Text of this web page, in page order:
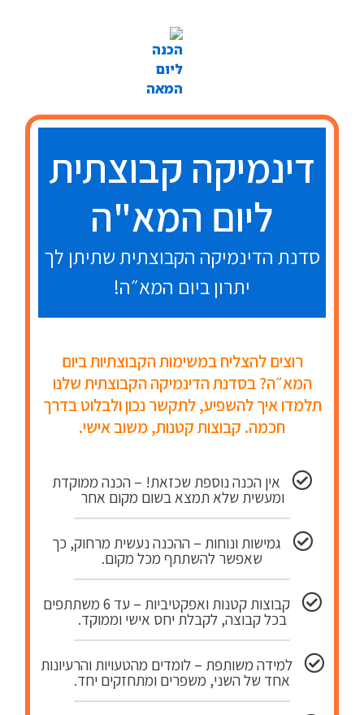
דינמיקה קבוצתית
ליום המא"ה
סדנת הדינמיקה הקבוצתית שתיתן לך
יתרון ביום המא״ה!
רוצים להצליח במשימות הקבוצתיות ביום
המא״ה? בסדנת הדינמיקה הקבוצתית שלנו
תלמדו איך להשפיע, לתקשר נכון ולבלוט בדרך
חכמה. קבוצות קטנות, משוב אישי.
אין הכנה נוספת שכזאת! – הכנה ממוקדת
ומעשית שלא תמצא בשום מקום אחר
גמישות ונוחות – ההכנה נעשית מרחוק, כך
שאפשר להשתתף מכל מקום.
קבוצות קטנות ואפקטיביות – עד 6 משתתפים
בכל קבוצה, לקבלת יחס אישי וממוקד.
למידה משותפת – לומדים מהטעויות והרעיונות
אחד של השני, משפרים ומתחזקים יחד.